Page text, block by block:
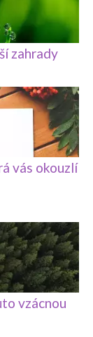
zahrady
vás okouzlí
vzácnou